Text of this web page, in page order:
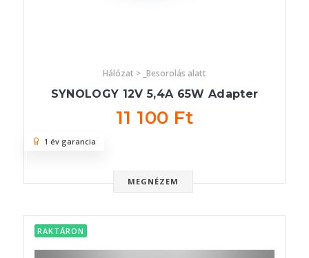
Hálózat > _Besorolás alatt
SYNOLOGY 12V 5,4A 65W Adapter
11 100 Ft
MEGNÉZEM
1 év garancia
RAKTÁRON